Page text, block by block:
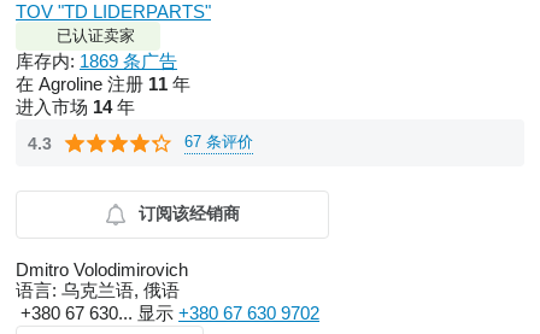
TOV "TD LIDERPARTS"
已认证卖家
库存内: 1869 条广告
在 Agroline 注册 11 年
进入市场 14年
4.3 67 条评价
订阅该经销商
Dmitro Volodimirovich
语言: 乌克兰语, 俄语
+380 67 630... 显示 +380 67 630 9702